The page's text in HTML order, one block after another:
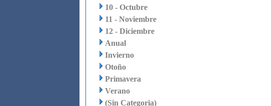
10 - Octubre
11 - Noviembre
12 - Diciembre
Anual
Invierno
Otoño
Primavera
Verano
(Sin Categoria)